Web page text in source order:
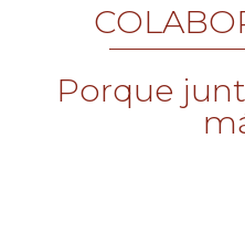
Porque